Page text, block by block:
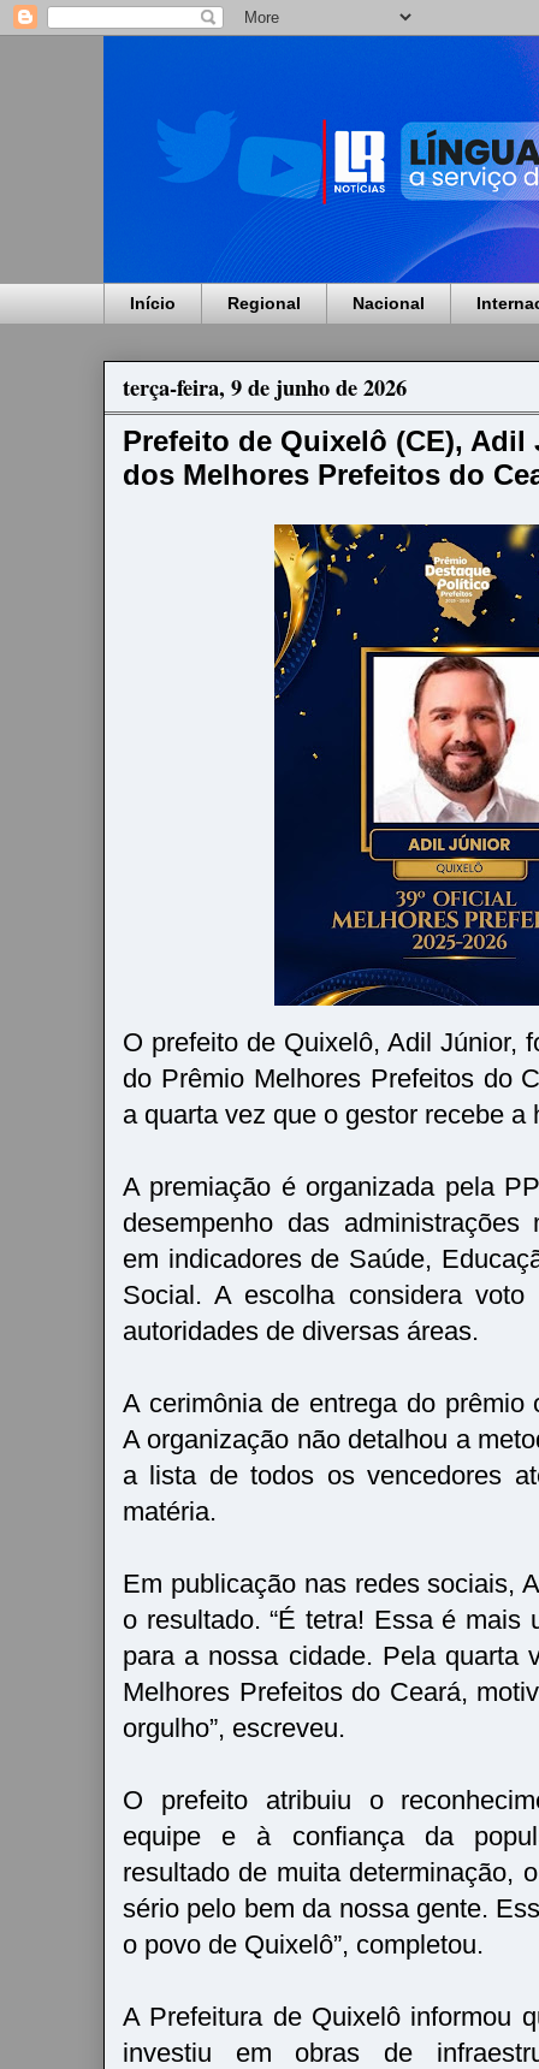
Início Regional Nacional
terça-feira, 9 de junho de 2026
Prefeito de Quixelô (CE),
dos Melhores Prefeitos do
O prefeito de Quixelô, Adil Júnior,
do Prêmio Melhores Prefeitos do
a quarta vez que o gestor recebe a
A premiação é organizada pela
desempenho das administrações
em indicadores de Saúde,
Social. A escolha considera
autoridades de diversas áreas.
A cerimônia de entrega do prêmio
A organização não detalhou a
a lista de todos os vencedores
matéria.
Em publicação nas redes sociais,
o resultado. “É tetra! Essa é mais
para a nossa cidade. Pela quarta
Melhores Prefeitos do Ceará,
orgulho”, escreveu.
O prefeito atribuiu o
equipe e à confiança da
resultado de muita determinação,
sério pelo bem da nossa gente.
o povo de Quixelô”, completou.
A Prefeitura de Quixelô informou
investiu em obras de